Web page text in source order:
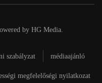
by HG Media.
szabályzat médiaajánló
megfelelőségi nyilatkozat